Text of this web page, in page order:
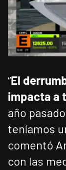
“El
impacta a
año
teníamos
comentó
con las